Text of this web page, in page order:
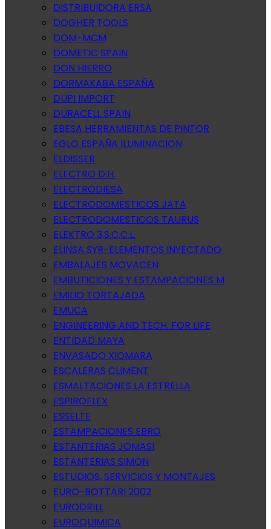
DISTRIBUIDORA ERSA
DOGHER TOOLS
DOM-MCM
DOMETIC SPAIN
DON HIERRO
DORMAKABA ESPAÑA
DUPI IMPORT
DURACELL SPAIN
EBESA HERRAMIENTAS DE PINTOR
EGLO ESPAÑA ILUMINACION
ELDISSER
ELECTRO D.H.
ELECTRODIESA
ELECTRODOMESTICOS JATA
ELECTRODOMESTICOS TAURUS
ELEKTRO 3,S.C.C.L.
ELINSA SYR-ELEMENTOS INYECTADO
EMBALAJES MOVACEN
EMBUTICIONES Y ESTAMPACIONES M
EMILIO TORTAJADA
EMUCA
ENGINEERING AND TECH. FOR LIFE
ENTIDAD MAYA
ENVASADO XIOMARA
ESCALERAS CLIMENT
ESMALTACIONES LA ESTRELLA
ESPIROFLEX
ESSELTE
ESTAMPACIONES EBRO
ESTANTERIAS JOMASI
ESTANTERIAS SIMON
ESTUDIOS, SERVICIOS Y MONTAJES
EURO-BOTTARI 2002
EURODRILL
EUROQUIMICA